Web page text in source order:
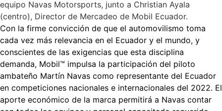
Con la firme convicción de que el automovilismo toma
cada vez más relevancia en el Ecuador y el mundo, y
conscientes de las exigencias que esta disciplina
demanda, Mobil™ impulsa la participación del piloto
ambateño Martín Navas como representante del Ecuador
en competiciones nacionales e internacionales del 2022. El
aporte económico de la marca permitirá a Navas contar